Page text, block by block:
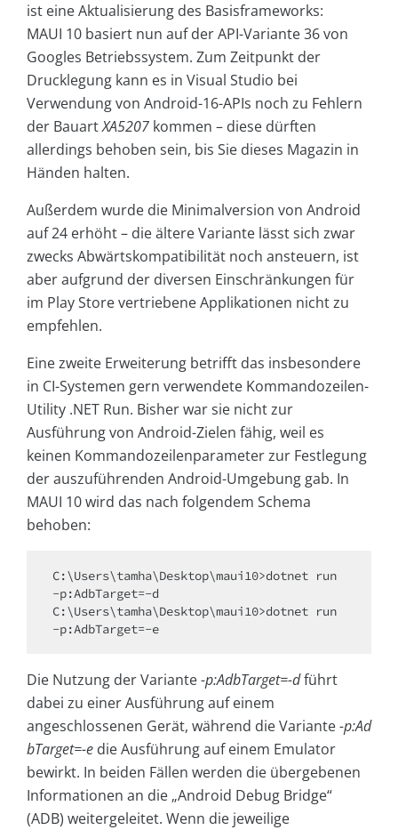
ist eine Aktualisierung des Basisframeworks:
MAUI 10 basiert nun auf der API-Variante 36 von
Googles Betriebssystem. Zum Zeitpunkt der
Drucklegung kann es in Visual Studio bei
Verwendung von Android-16-APIs noch zu Fehlern
der BauartXA5207 kommen – diese dürften
allerdings behoben sein, bis Sie dieses Magazin in
Händen halten.
Außerdem wurde die Minimalversion von Android
auf 24 erhöht – die ältere Variante lässt sich zwar
zwecks Abwärtskompatibilität noch ansteuern, ist
aber aufgrund der diversen Einschränkungen für
im Play Store vertriebene Applikationen nicht zu
empfehlen.
Eine zweite Erweiterung betrifft das insbesondere
in CI-Systemen gern verwendete Kommandozeilen-
Utility .NET Run. Bisher war sie nicht zur
Ausführung von Android-Zielen fähig, weil es
keinen Kommandozeilenparameter zur Festlegung
der auszuführenden Android-Umgebung gab. In
MAUI 10 wird das nach folgendem Schema
behoben:
C:\Users\tamha\Desktop\maui10>dotnet run
-p:AdbTarget=-d
C:\Users\tamha\Desktop\maui10>dotnet run
Die Nutzung der Variante-p:AdbTarget=-dführt
dabei zu einer Ausführung auf einem
angeschlossenen Gerät, während die Variante-p:Ad
bTarget=-e die Ausführung auf einem Emulator
bewirkt. In beiden Fällen werden die übergebenen
Informationen an die „Android Debug Bridge“
(ADB) weitergeleitet. Wenn die jeweilige